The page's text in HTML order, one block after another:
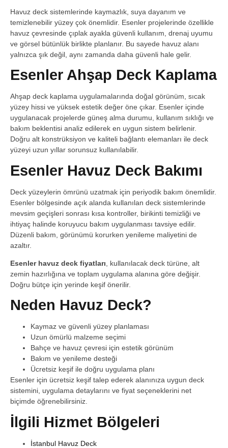
Havuz deck sistemlerinde kaymazlık, suya dayanım ve
temizlenebilir yüzey çok önemlidir. Esenler projelerinde özellikle
havuz çevresinde çıplak ayakla güvenli kullanım, drenaj uyumu
ve görsel bütünlük birlikte planlanır. Bu sayede havuz alanı
yalnızca şık değil, aynı zamanda daha güvenli hale gelir.
Esenler Ahşap Deck Kaplama
Ahşap deck kaplama uygulamalarında doğal görünüm, sıcak
yüzey hissi ve yüksek estetik değer öne çıkar. Esenler içinde
uygulanacak projelerde güneş alma durumu, kullanım sıklığı ve
bakım beklentisi analiz edilerek en uygun sistem belirlenir.
Doğru alt konstrüksiyon ve kaliteli bağlantı elemanları ile deck
yüzeyi uzun yıllar sorunsuz kullanılabilir.
Esenler Havuz Deck Bakımı
Deck yüzeylerin ömrünü uzatmak için periyodik bakım önemlidir.
Esenler bölgesinde açık alanda kullanılan deck sistemlerinde
mevsim geçişleri sonrası kısa kontroller, birikinti temizliği ve
ihtiyaç halinde koruyucu bakım uygulanması tavsiye edilir.
Düzenli bakım, görünümü korurken yenileme maliyetini de
azaltır.
Esenler havuz deck fiyatları , kullanılacak deck türüne, alt
zemin hazırlığına ve toplam uygulama alanına göre değişir.
Doğru bütçe için yerinde keşif önerilir.
Neden Havuz Deck?
Kaymaz ve güvenli yüzey planlaması
Uzun ömürlü malzeme seçimi
Bahçe ve havuz çevresi için estetik görünüm
Bakım ve yenileme desteği
Ücretsiz keşif ile doğru uygulama planı
Esenler için ücretsiz keşif talep ederek alanınıza uygun deck
sistemini, uygulama detaylarını ve fiyat seçeneklerini net
biçimde öğrenebilirsiniz.
İlgili Hizmet Bölgeleri
İstanbul Havuz Deck